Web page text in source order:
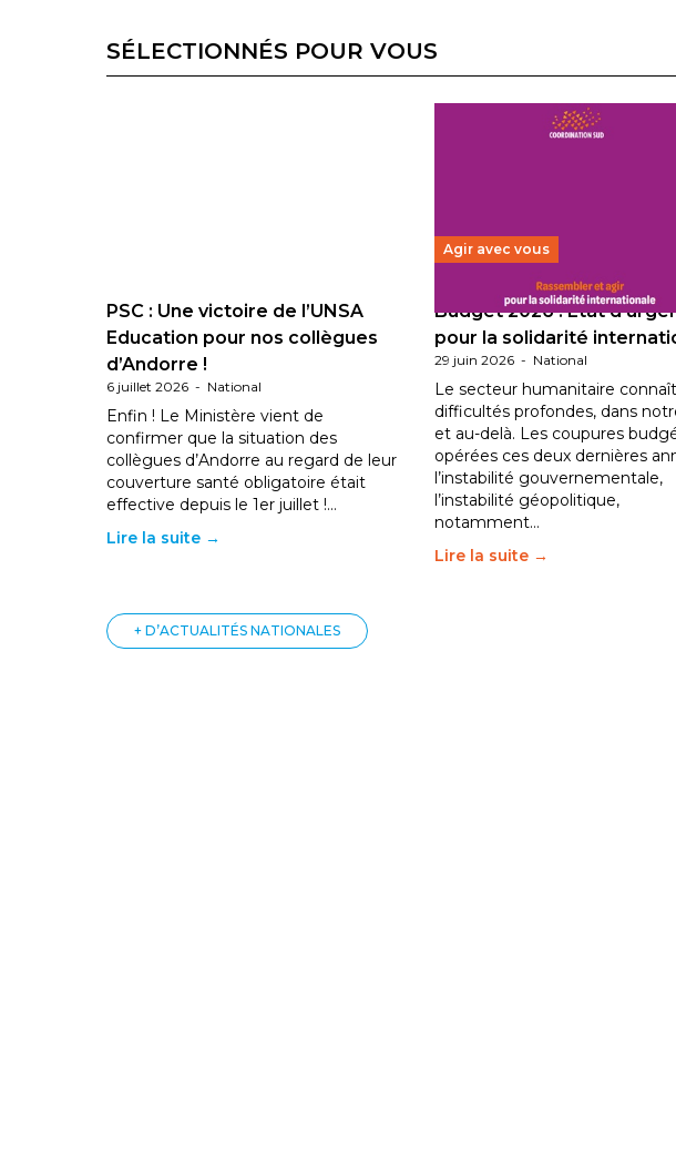
SÉLECTIONNÉS POUR VOUS
PSC : Une victoire de l’UNSA
Education pour nos collègues
d’Andorre !
6 juillet 2026 - National
Enfin ! Le Ministère vient de
confirmer que la situation des
collègues d’Andorre au regard de leur
couverture santé obligatoire était
effective depuis le 1er juillet !…
Lire la suite →
Agir avec vous
Budget 2026 : État
pour la solidarité
29 juin 2026 - National
Le secteur humanitaire
difficultés profondes, dans
et au-delà. Les coupures
opérées ces deux dernières
l’instabilité gouvernementale,
l’instabilité géopolitique,
notamment…
Lire la suite →
+ D’ACTUALITÉS NATIONALES